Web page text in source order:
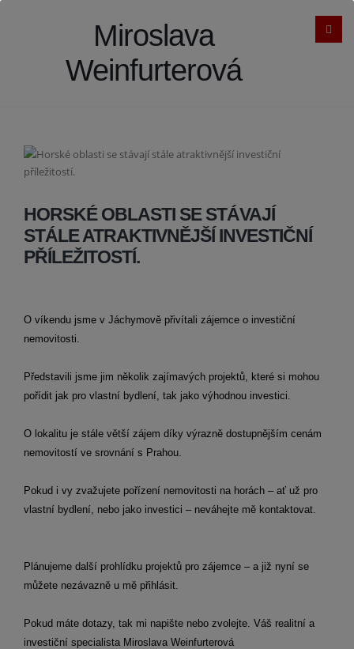
Miroslava
Weinfurterová
HORSKÉ OBLASTI SE STÁVAJÍ
STÁLE ATRAKTIVNĚJŠÍ INVESTIČNÍ
PŘÍLEŽITOSTÍ.
O víkendu jsme v Jáchymově přivítali zájemce o investiční
nemovitosti.
Představili jsme jim několik zajímavých projektů, které si mohou
pořídit jak pro vlastní bydlení, tak jako výhodnou investici.
O lokalitu je stále větší zájem díky výrazně dostupnějším cenám
nemovitostí ve srovnání s Prahou.
Pokud i vy zvažujete pořízení nemovitosti na horách – ať už pro
vlastní bydlení, nebo jako investici – neváhejte mě kontaktovat.
Plánujeme další prohlídku projektů pro zájemce – a již nyní se
můžete nezávazně u mě přihlásit.
Pokud máte dotazy, tak mi napište nebo zvolejte. Váš realitní a
investiční specialista Miroslava Weinfurterová